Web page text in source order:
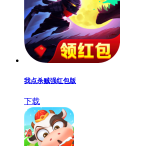
我点杀贼强红包版
下载